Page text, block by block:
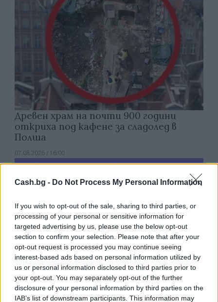
Cash.bg - Do Not Process My Personal Information
If you wish to opt-out of the sale, sharing to third parties, or
processing of your personal or sensitive information for
targeted advertising by us, please use the below opt-out
section to confirm your selection. Please note that after your
opt-out request is processed you may continue seeing
interest-based ads based on personal information utilized by
us or personal information disclosed to third parties prior to
your opt-out. You may separately opt-out of the further
disclosure of your personal information by third parties on the
IAB’s list of downstream participants. This information may
Древен храм на почти 900 години
откриха под кафене за сладолед в
Полша
07.08.2026 / 16:00